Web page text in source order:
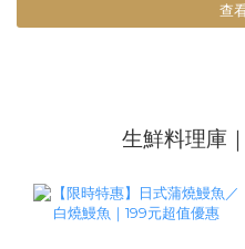
查
生鮮料理庫